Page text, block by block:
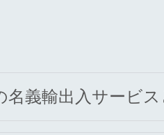
名義輸出入サービ